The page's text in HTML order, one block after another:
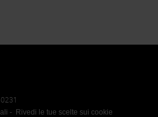
Rivedi le tue scelte sui cookie